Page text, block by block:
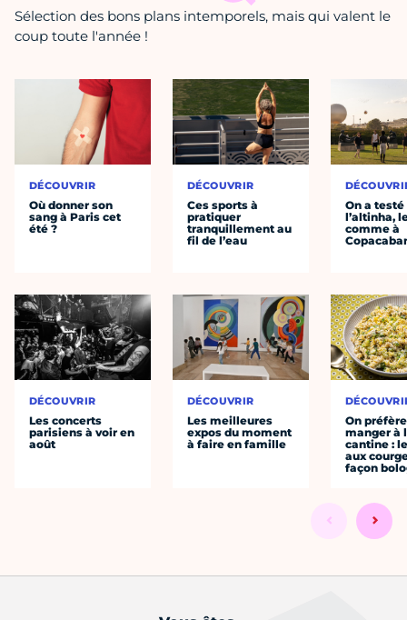
Sélection des bons plans intemporels, mais qui valent le
coup toute l'année !
DÉCOUVRIR
Où donner son
sang à Paris cet
été ?
DÉCOUVRIR
Les concerts
parisiens à voir en
août
DÉCOUVRIR
Ces sports à
pratiquer
tranquillement au
fil de l’eau
DÉCOUVRIR
Les meilleures
expos du moment
à faire en famille
On a testé
l’altinha,
comme à
On préfère
manger à
cantine :
aux
façon